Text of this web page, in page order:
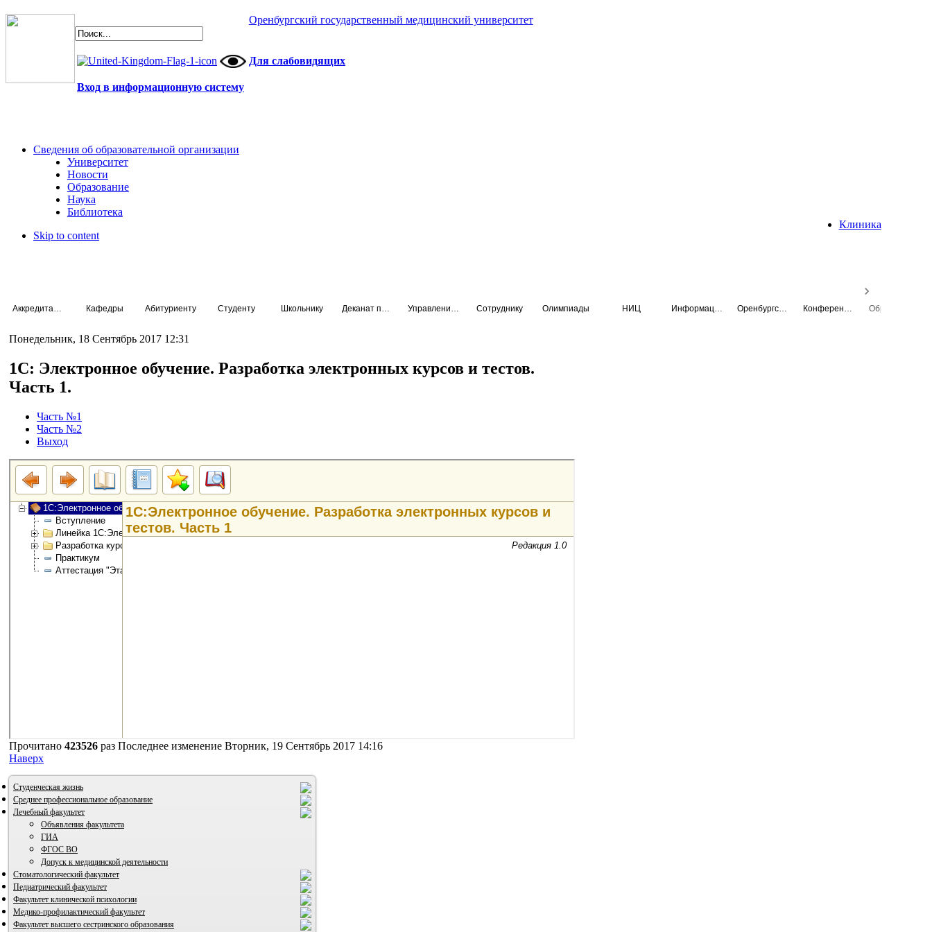
Оренбургский государственный медицинский университет
Для слабовидящих
Вход в информационную систему
Сведения об образовательной организации
Университет
Новости
Образование
Наука
Библиотека
Клиника
Skip to content
Кафедры Абитуриенту Студенту Школьнику Сотруднику Олимпиады НИЦ
Понедельник, 18 Сентябрь 2017 12:31
1С: Электронное обучение. Разработка электронных курсов и тестов.
Часть 1.
Часть №1
Часть №2
Выход
Прочитано 423526 раз Последнее изменение Вторник, 19 Сентябрь 2017 14:16
Наверх
Студенческая жизнь
Среднее профессиональное образование
Лечебный факультет
Объявления факультета
ГИА
ФГОС ВО
Допуск к медицинской деятельности
Стоматологический факультет
Педиатрический факультет
Факультет клинической психологии
Медико-профилактический факультет
Факультет высшего сестринского образования